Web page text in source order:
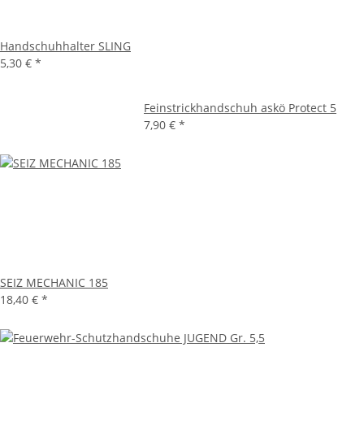
Handschuhhalter SLING
5,30 € *
Feinstrickhandschuh askö Protect 5
7,90 € *
SEIZ MECHANIC 185
18,40 € *